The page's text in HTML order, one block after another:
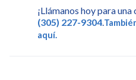
¡Llámanos hoy para
(305) 227-9304.
aquí.